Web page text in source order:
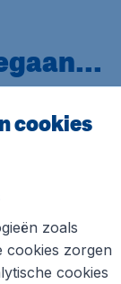
sites
cookies
zoals
cookies zorgen
cookies